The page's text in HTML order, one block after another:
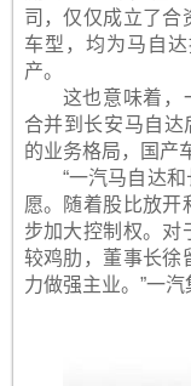
司，仅仅成立了合
车型，均为马自
产。
这也意味着，
合并到长安马自达
的业务格局，国产
“一汽马自达
愿。随着股比放开
步加大控制权。对
较鸡肋，董事长徐
力做强主业。”一汽